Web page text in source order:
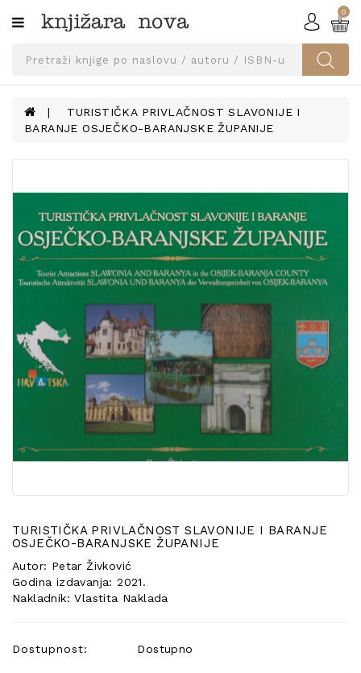
Kategorije
SVEUČILIŠNA
UDŽBENICI
I
OPREMA
NARUČI
UDŽBENIKE!
KONTAKT
POSEBNA
PONUDA
0
TURISTIČKA PRIVLAČNOST SLAVONIJE I
BARANJE OSJEČKO-BARANJSKE ŽUPANIJE
TURISTIČKA PRIVLAČNOST SLAVONIJE I BARANJE
OSJEČKO-BARANJSKE ŽUPANIJE
Autor: Petar Živković
Godina izdavanja: 2021.
Nakladnik: Vlastita Naklada
Dostupnost: Dostupno